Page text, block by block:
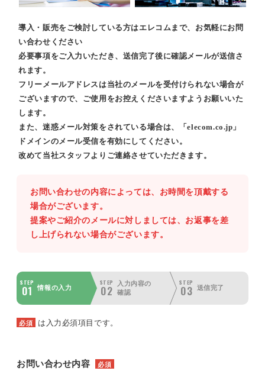
導入・販売をご検討している方はエレコムまで、お気軽にお問
い合わせください
必要事項をご入力いただき、送信完了後に確認メールが送信さ
れます。
フリーメールアドレスは当社のメールを受付けられない場合が
ございますので、ご使用をお控えくださいますようお願いいた
します。
また、迷惑メール対策をされている場合は、「elecom.co.jp」
ドメインのメール受信を有効にしてください。
改めて当社スタッフよりご連絡させていただきます。
お問い合わせの内容によっては、お時間を頂戴する
場合がございます。
提案やご紹介のメールに対しましては、お返事を差
し上げられない場合がございます。
STEP
01 情報の入力
STEP
02
入力内容の
確認
STEP
03 送信完了
必須 は入力必須項目です。
お問い合わせ内容 必須